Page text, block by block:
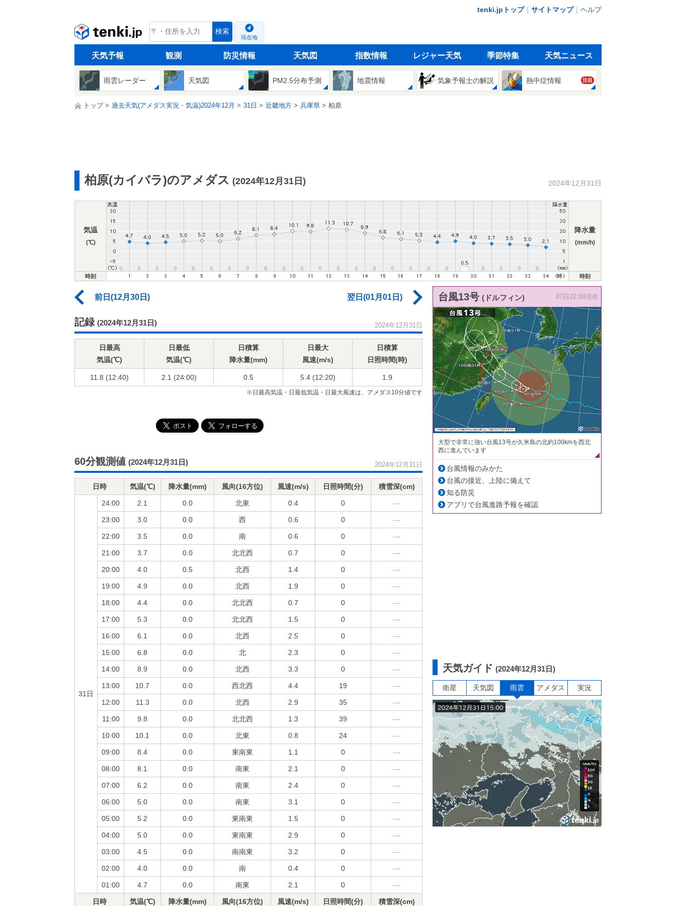
tenki.jpトップ｜ サイトマップ｜ ヘルプ
tenki.jp 検索
現在地
天気予報 観測 防災情報 天気図 指数情報 レジャー天気 季節特集 天気ニュース
雨雲レーダー 天気図 PM2.5分布予測 地震情報 気象予報士の解説 熱中症情報 注目
トップ 過去天気(アメダス実況・気温)2024年12月 31日 近畿地方 兵庫県 柏原
柏原(カイバラ)のアメダス (2024年12月31日) 2024年12月31日
気温
(℃)
降水量
(mm/h)
時刻 時刻
前日(12月30日) 翌日(01月01日)
記録 (2024年12月31日) 2024年12月31日
日最高
気温(℃)
日最低
気温(℃)
日積算
降水量(mm)
日最大
風速(m/s)
日積算
日照時間(時)
11.8 (12:40) 2.1 (24:00) 0.5 5.4 (12:20) 1.9
※日最高気温・日最低気温・日最大風速は、アメダス10分値です
60分観測値 (2024年12月31日) 2024年12月31日
日時 気温(℃) 降水量(mm) 風向(16方位) 風速(m/s) 日照時間(分) 積雪深(cm)
31日
24:00 2.1 0.0 北東 0.4 0 ---
23:00 3.0 0.0 西 0.6 0 ---
22:00 3.5 0.0 南 0.6 0 ---
21:00 3.7 0.0 北北西 0.7 0 ---
20:00 4.0 0.5 北西 1.4 0 ---
19:00 4.9 0.0 北西 1.9 0 ---
18:00 4.4 0.0 北北西 0.7 0 ---
17:00 5.3 0.0 北北西 1.5 0 ---
16:00 6.1 0.0 北西 2.5 0 ---
15:00 6.8 0.0 北 2.3 0 ---
14:00 8.9 0.0 北西 3.3 0 ---
13:00 10.7 0.0 西北西 4.4 19 ---
12:00 11.3 0.0 北西 2.9 35 ---
11:00 9.8 0.0 北北西 1.3 39 ---
10:00 10.1 0.0 北東 0.8 24 ---
09:00 8.4 0.0 東南東 1.1 0 ---
08:00 8.1 0.0 南東 2.1 0 ---
07:00 6.2 0.0 南東 2.4 0 ---
06:00 5.0 0.0 南東 3.1 0 ---
05:00 5.2 0.0 東南東 1.5 0 ---
04:00 5.0 0.0 東南東 2.9 0 ---
03:00 4.5 0.0 南南東 3.2 0 ---
02:00 4.0 0.0 南 0.4 0 ---
01:00 4.7 0.0 南東 2.1 0 ---
日時 気温(℃) 降水量(mm) 風向(16方位) 風速(m/s) 日照時間(分) 積雪深(cm)
台風13号 (ドルフィン) 07日22:00現在
大型で非常に強い台風13号が久米島の北約100kmを西北
西に進んでいます
台風情報のみかた
台風の接近、上陸に備えて
知る防災
アプリで台風進路予報を確認
天気ガイド (2024年12月31日)
衛星 天気図 雨雲 アメダス 実況